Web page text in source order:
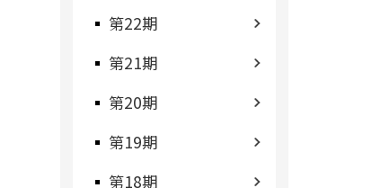
第22期
第21期
第20期
第19期
第18期